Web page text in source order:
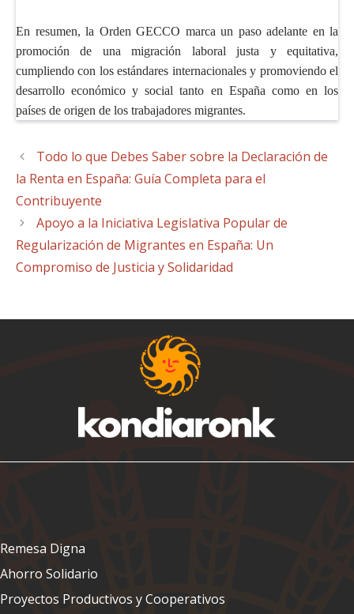
En resumen, la Orden GECCO marca un paso adelante en la
promoción de una migración laboral justa y equitativa,
cumpliendo con los estándares internacionales y promoviendo el
desarrollo económico y social tanto en España como en los
países de origen de los trabajadores migrantes.
Todo lo que Debes Saber sobre la Declaración de
la Renta en España: Guía Completa para el
Contribuyente
Apoyo a la Iniciativa Legislativa Popular de
Regularización de Migrantes en España: Un
Compromiso de Justicia y Solidaridad
Remesa Digna
Ahorro Solidario
Proyectos Productivos y Cooperativos